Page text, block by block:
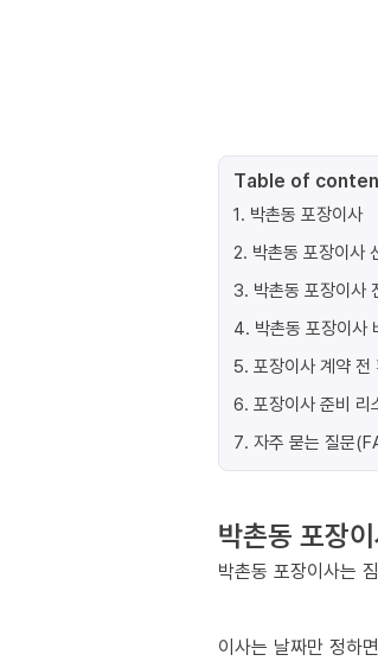
Table of
1. 박촌동 포장이사
2. 박촌동 포장이사
3. 박촌동 포장이사
4. 박촌동 포장이사
5. 포장이사 계약 전
6. 포장이사 준비 리
7. 자주 묻는 질문
박촌동 포장
박촌동 포장이사는
이사는 날짜만 정하